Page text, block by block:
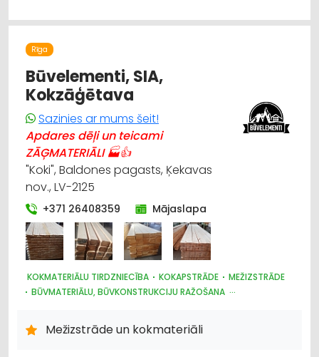
TEKSTILIZSTRĀDĀJUMU TIRDZNIECĪBA
POLIGRĀFIJAS PAKALPOJUMI
Rīga
Būvelementi, SIA,
Kokzāģētava
Sazinies ar mums šeit!
Apdares dēļi un teicami
ZĀĢMATERIĀLI 🏭👍
"Koki", Baldones pagasts, Ķekavas
nov., LV-2125
+371 26408359 Mājaslapa
KOKMATERIĀLU TIRDZNIECĪBA KOKAPSTRĀDE
MEŽIZSTRĀDE
BŪVMATERIĀLU, BŪVKONSTRUKCIJU RAŽOŠANA
APDARES MATERIĀLI: VAIRUMTIRDZNIECĪBA
BŪVMATERIĀLU, BŪVKONSTRUKCIJU TIRDZNIECĪBA
Mežizstrāde un kokmateriāli